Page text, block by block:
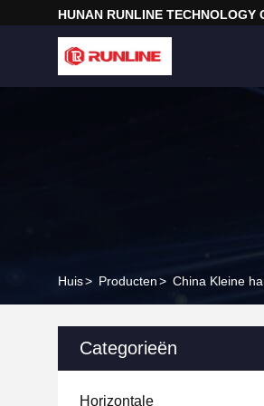
HUNAN RUNLINE TECHNOLOGY
Huis> Producten> China Kleine
Categorieën
Horizontale